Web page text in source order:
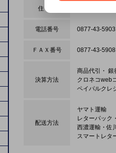
住 所
電話番号 0877-43-5903
ＦＡＸ番号 0877-43-5908
決算方法
商品代引・ 銀
クロネコweb
ペイパルクレ
配送方法
ヤマト運輸
レターパック
西濃運輸・佐
スマートレタ